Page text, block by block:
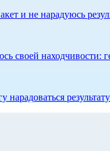
и не нарадуюсь
своей находчивости: